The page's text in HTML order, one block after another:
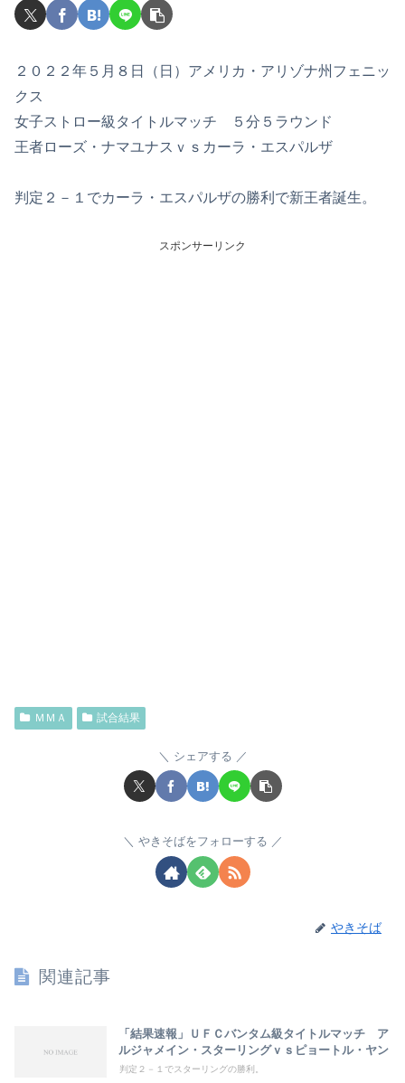
２０２２年５月８日（日）アメリカ・アリゾナ州フェニッ
クス
女子ストロー級タイトルマッチ ５分５ラウンド
王者ローズ・ナマユナスｖｓカーラ・エスパルザ
判定２－１でカーラ・エスパルザの勝利で新王者誕生。
スポンサーリンク
ＭＭＡ 試合結果
シェアする
やきそばをフォローする
やきそば
関連記事
「結果速報」ＵＦＣバンタム級タイトルマッチ ア
ルジャメイン・スターリングｖｓピョートル・ヤン
判定２－１でスターリングの勝利。